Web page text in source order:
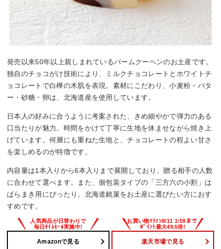
発売以来50年以上親しまれているバームクーヘンのお土産です。
独自のチョコがけ技術により、ミルクチョコレートとホワイトチ
ョコレートで白樺の木肌を表現。素材にこだわり、小麦粉・バタ
ー・砂糖・卵は、北海道産を使用しています。
日本人の好みに合うように考案された、きめ細やかで弾力のある
口当たりが魅力。時間をかけて丁寧に生地を休ませながら焼き上
げています。何層にも重ねた生地と、チョコレートの程よい甘さ
を楽しめるのが特徴です。
内容量は1本入りから6本入りまで展開しており、贈る相手の人数
に合わせて選べます。また、個包装タイプの「三方六の小割」は
ばらまき用にぴったり。北海道銘菓をお土産に選びたい方におす
すめです。
Amazonで見る 楽天市場で見る